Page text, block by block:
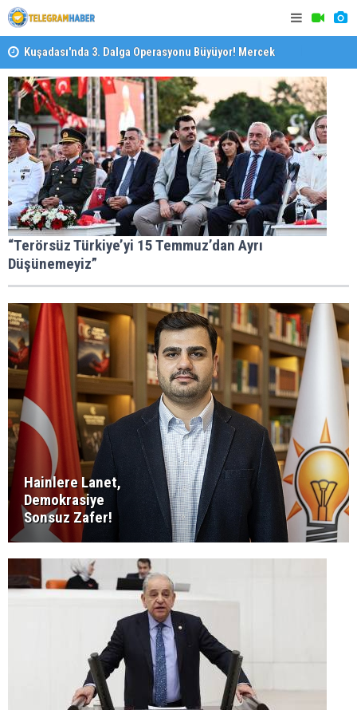
Kuşadası'nda 3. Dalga Operasyonu Büyüyor! Mercek
Altındaki Dosya: 2023 İmar Planları
“Terörsüz Türkiye’yi 15 Temmuz’dan Ayrı
Düşünemeyiz”
Hainlere Lanet,
Demokrasiye
Sonsuz Zafer!